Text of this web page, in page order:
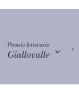
Premio letterario
Giallovalle